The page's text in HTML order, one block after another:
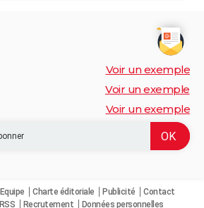
Voir un exemple
Voir un exemple
Voir un exemple
Equipe Charte éditoriale Publicité
Contact
RSS Recrutement Données personnelles